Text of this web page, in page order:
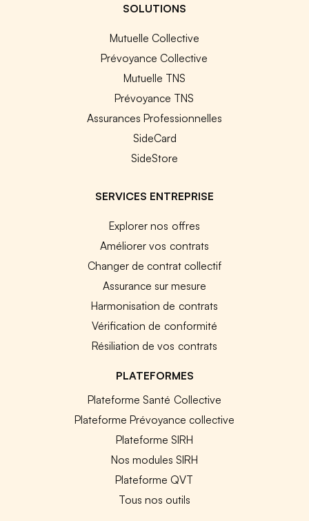
SOLUTIONS
Mutuelle Collective
Prévoyance Collective
Mutuelle TNS
Prévoyance TNS
Assurances Professionnelles
SideCard
SideStore
SERVICES ENTREPRISE
Explorer nos offres
Améliorer vos contrats
Changer de contrat collectif
Assurance sur mesure
Harmonisation de contrats
Vérification de conformité
Résiliation de vos contrats
PLATEFORMES
Plateforme Santé Collective
Plateforme Prévoyance collective
Plateforme SIRH
Nos modules SIRH
Plateforme QVT
Tous nos outils